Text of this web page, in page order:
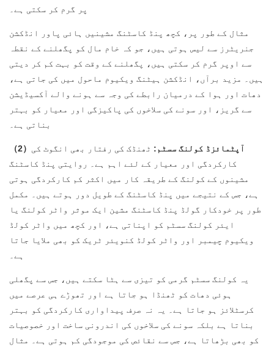
پر گرم کر سکتی ہے۔
مثال کے طور پر، کچھ پنڈ کاسٹنگ مشینیں ہائی پاور انڈکشن
جنریٹرز سے لیس ہوتی ہیں، جو کہ خام مال کو پگھلنے کے نقطہ
سے اوپر گرم کر سکتی ہیں، پگھلنے کے وقت کو بہت کم کر دیتی
ہیں۔ مزید برآں، انڈکشن ہیٹنگ ویکیوم ماحول میں کی جاتی ہے،
دھات اور ہوا کے درمیان رابطے کی وجہ سے ہونے والے آکسیڈیشن
سے گریز، اور سونے کی سلاخوں کی پاکیزگی اور معیار کو بہتر
بناتی ہے۔
（2）آپٹمائزڈ کولنگ سسٹم: ٹھنڈک کی رفتار بھی انگوٹ کی
کارکردگی اور معیار کے لئے اہم ہے۔ روایتی پنڈ کاسٹنگ
مشینوں کے کولنگ کے طریقہ کار میں اکثر کم کارکردگی ہوتی
ہے، جس کے نتیجے میں پنڈ کاسٹنگ کے طویل دور ہوتے ہیں۔ مکمل
طور پر خودکار گولڈ پنڈ کاسٹنگ مشین ایک موثر واٹر کولنگ یا
ایئر کولنگ سسٹم کو اپناتی ہے، اور کچھ میں واٹر کولڈ
ویکیوم چیمبر اور واٹر کولڈ کنویئر ٹریک کو بھی ملایا جاتا
ہے۔
یہ کولنگ سسٹم گرمی کو تیزی سے ہٹا سکتے ہیں، جس سے پگھلی
ہوئی دھات کو ٹھنڈا ہو جاتا ہے اور تھوڑے ہی عرصے میں
کرسٹلائز ہو جاتا ہے۔ یہ نہ صرف پیداواری کارکردگی کو بہتر
بناتا ہے بلکہ سونے کی سلاخوں کی اندرونی ساخت اور خصوصیات
کو بھی بڑھاتا ہے، جس سے نقائص کی موجودگی کم ہوتی ہے۔ مثال